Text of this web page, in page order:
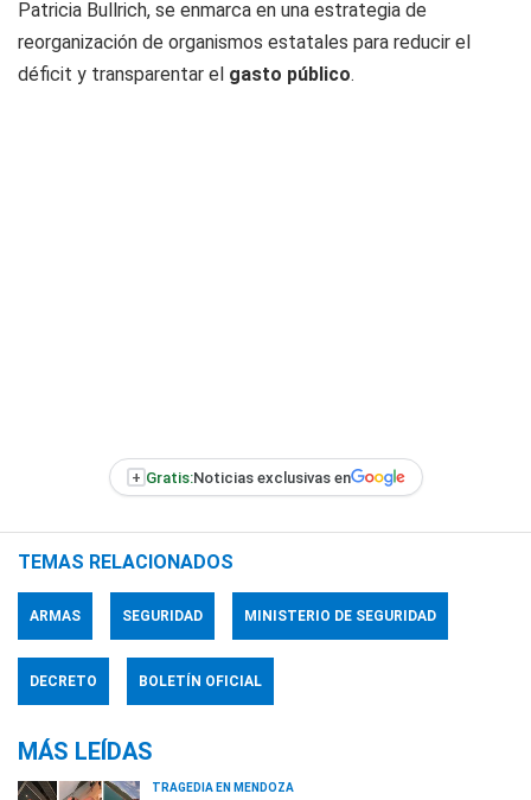
Patricia Bullrich, se enmarca en una estrategia de
reorganización de organismos estatales para reducir el
déficit y transparentar el gasto público.
+ Gratis:Noticias exclusivas en
TEMAS RELACIONADOS
ARMAS SEGURIDAD MINISTERIO DE SEGURIDAD
DECRETO BOLETÍN OFICIAL
MÁS LEÍDAS
TRAGEDIA EN MENDOZA